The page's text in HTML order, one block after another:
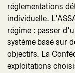
réglementations
individuelle.
régime : passer
système basé sur
objectifs. La
exploitations